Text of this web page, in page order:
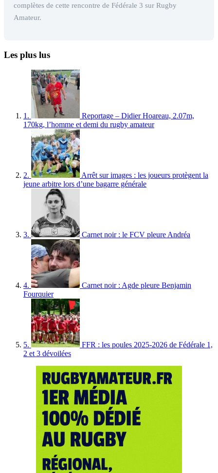
complètes de cette rencontre de Fédérale 3 sur Rugby
Amateur.
Les plus lus
1.
Reportage – Didier Hoareau, 2.07m,
170kg, l’homme et demi du rugby amateur
2.
Arrêt sur images : les joueurs protègent la
jeune arbitre lors d’une bagarre générale
3. Carnet noir : le FCV pleure Andréa
4.
Carnet noir : Agde pleure Benjamin
Fourquier
5.
FFR : les poules 2025-2026 de Fédérale 1,
2 et 3 dévoilées